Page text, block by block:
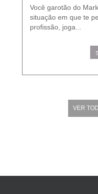
Você garotão do
situação em que te
profissão, joga...
VER